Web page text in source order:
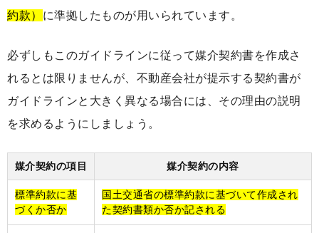
約款） に準拠したものが用いられています。
必ずしもこのガイドラインに従って媒介契約書を作成さ
れるとは限りませんが、不動産会社が提示する契約書が
ガイドラインと大きく異なる場合には、その理由の説明
を求めるようにしましょう。
媒介契約の項目 媒介契約の内容
標準約款に基
づくか否か
国土交通省の標準約款に基づいて作成され
た契約書類か否か記される